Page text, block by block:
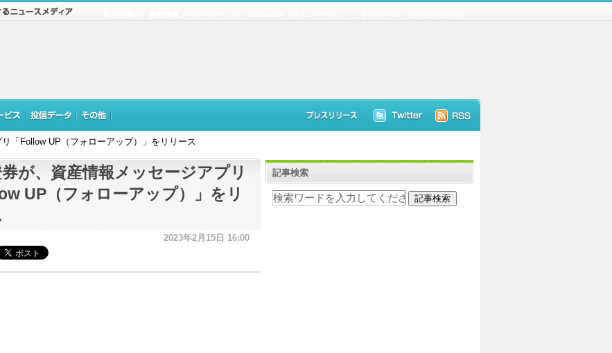
「Follow UP（フォローアップ）」をリリース
が、資産情報メッセージアプリ
UP（フォローアップ）」をリ
2023年2月15日 16:00
記事検索